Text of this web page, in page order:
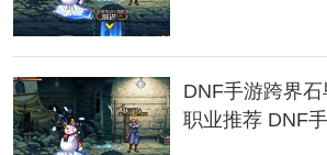
如果来不及的话记得多用抓取类技能
DNF手游跨界
职业推荐 DNF